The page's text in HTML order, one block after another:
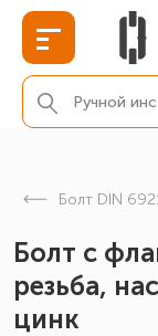
Болт DIN
Болт с
резьба,
цинк